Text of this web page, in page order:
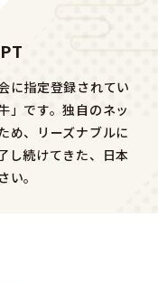
に指定登録されてい
」です。独自のネッ
め、リーズナブルに
し続けてきた、日本
。